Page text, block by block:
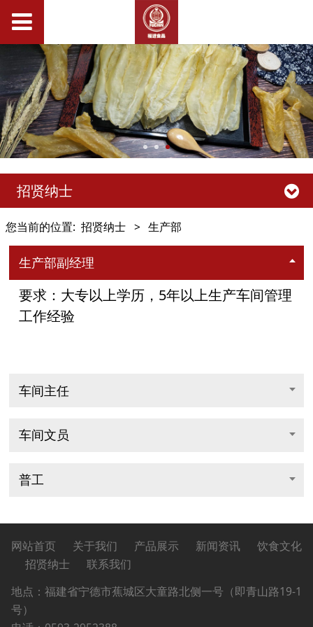
招贤纳士
您当前的位置: 招贤纳士 > 生产部
生产部副经理
要求：大专以上学历，5年以上生产车间管理
工作经验
车间主任
车间文员
普工
网站首页 关于我们 产品展示 新闻资讯
饮食文化
招贤纳士
联系我们
地点： 福建省宁德市蕉城区大童路北侧一号（即青山路19-1
号）